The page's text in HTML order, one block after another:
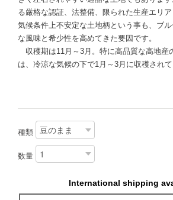
る厳格な認証、法整備、限られた生産エリア
気候条件上不安定な土地柄という事も、ブ
な風味と希少性を高めてきた要因です。
収穫期は11月～3月。特に高品質な高地産
は、冷涼な気候の下で1月～3月に収穫されて
種類
数量
International shipping